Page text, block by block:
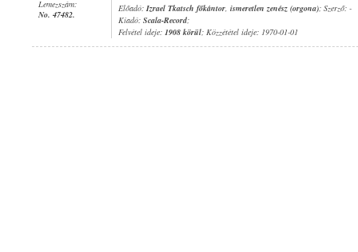
Lemezszám:
No. 47482.
Előadó: Izrael Tkatsch főkántor, ismeretlen zenész (orgona); Szerző: -
Kiadó: Scala-Record;
Felvétel ideje: 1908 körül; Közzététel ideje: 1970-01-01